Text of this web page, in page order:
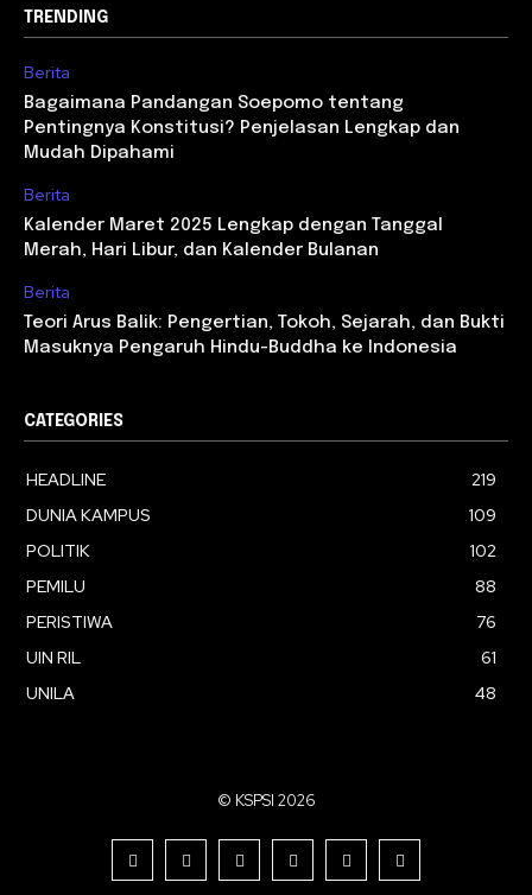
TRENDING
Berita
Bagaimana Pandangan Soepomo tentang
Pentingnya Konstitusi? Penjelasan Lengkap dan
Mudah Dipahami
Berita
Kalender Maret 2025 Lengkap dengan Tanggal
Merah, Hari Libur, dan Kalender Bulanan
Berita
Teori Arus Balik: Pengertian, Tokoh, Sejarah, dan Bukti
Masuknya Pengaruh Hindu-Buddha ke Indonesia
CATEGORIES
HEADLINE
219
DUNIA KAMPUS
109
POLITIK
102
PEMILU
88
PERISTIWA
76
UIN RIL
61
UNILA
48
© KSPSI 2026